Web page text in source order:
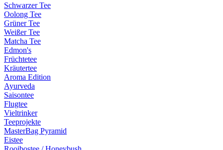
Schwarzer Tee
Oolong Tee
Grüner Tee
Weißer Tee
Matcha Tee
Edmon's
Früchtetee
Kräutertee
Aroma Edition
Ayurveda
Saisontee
Flugtee
Vieltrinker
Teeprojekte
MasterBag Pyramid
Eistee